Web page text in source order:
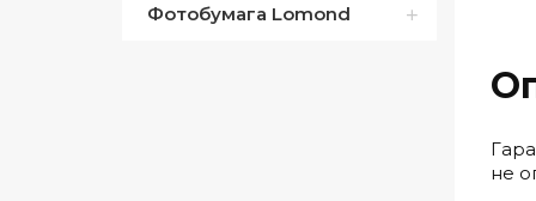
Canon оригинальный
Фотобумага Lomond
не